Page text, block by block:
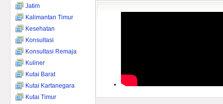
Jatim
Kalimantan Timur
Kesehatan
Konsultasi
Konsultasi Remaja
Kuliner
Kutai Barat
Kutai Kartanegara
Kutai Timur